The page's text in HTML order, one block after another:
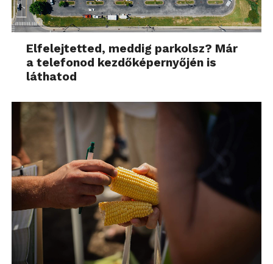
Elfelejtetted, meddig parkolsz? Már
a telefonod kezdőképernyőjén is
láthatod